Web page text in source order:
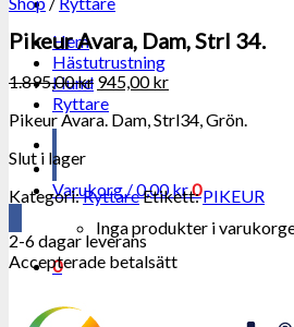
Hem
Hästutrustning
Hund
Ryttare
Varukorg /0,00kr0
Inga produkter i
0
Varukorg
Pikeur Avara, Dam, Strl 34.
1.895,00kr 945,00kr
Pikeur Avara. Dam, Strl34, Grön.
Slut i lager
Kategori:RyttareEtikett:PIKEUR
2-6 dagar leverans
Accepterade betalsätt